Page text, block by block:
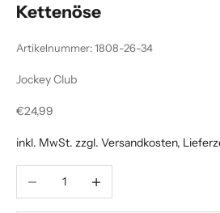
Kettenöse
Artikelnummer: 1808-26-34
Jockey Club
Angebot
€24,99
inkl. MwSt. zzgl. Versandkosten,
Anzahl verringern